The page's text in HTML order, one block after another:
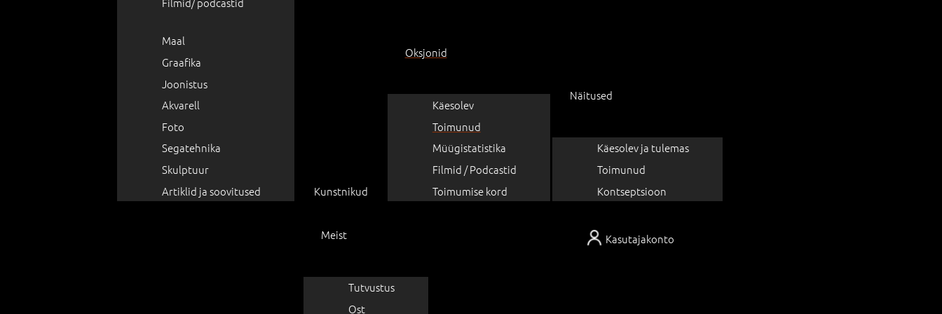
Kasutajakonto
Maal
Graafika
Joonistus
Akvarell
Foto
Segatehnika
Skulptuur
Artiklid ja soovitused
Kunstnikud
Oksjonid
Käesolev
Toimunud
Müügistatistika
Filmid / Podcastid
Toimumise kord
Näitused
Käesolev ja tulemas
Toimunud
Kontseptsioon
Meist
Tutvustus
Ost